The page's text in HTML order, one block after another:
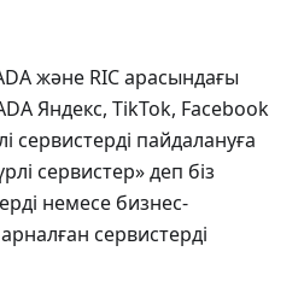
және RIC арасындағы
Яндекс, TikTok, Facebook
сервистерді пайдалануға
сервистер» деп біз
немесе бизнес-
сервистерді